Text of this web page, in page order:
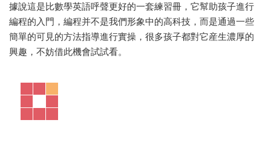
據說這是比數學英語呼聲更好的一套練習冊，它幫助孩子進行
編程的入門，編程并不是我們形象中的高科技，而是通過一些
簡單的可見的方法指導進行實操，很多孩子都對它産生濃厚的
興趣，不妨借此機會試試看。